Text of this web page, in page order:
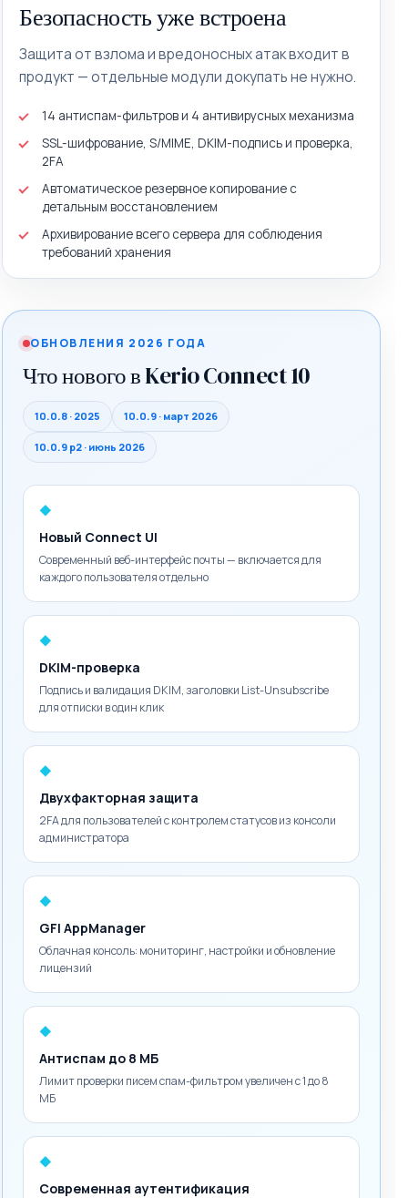
Безопасность уже встроена
Защита от взлома и вредоносных атак входит в
продукт — отдельные модули докупать не нужно.
14 антиспам-фильтров и 4 антивирусных механизма
SSL-шифрование, S/MIME, DKIM-подпись и проверка,
2FA
Автоматическое резервное копирование с
детальным восстановлением
Архивирование всего сервера для соблюдения
требований хранения
ОБНОВЛЕНИЯ 2026 ГОДА
Что нового в Kerio Connect 10
10.0.8 · 2025 10.0.9 · март 2026
10.0.9 p2 · июнь 2026
◆
Новый Connect UI
Современный веб-интерфейс почты — включается для
каждого пользователя отдельно
◆
DKIM-проверка
Подпись и валидация DKIM, заголовки List-Unsubscribe
для отписки в один клик
◆
Двухфакторная защита
2FA для пользователей с контролем статусов из консоли
администратора
◆
GFI AppManager
Облачная консоль: мониторинг, настройки и обновление
лицензий
◆
Антиспам до 8 МБ
Лимит проверки писем спам-фильтром увеличен с 1 до 8
МБ
◆
Современная аутентификация